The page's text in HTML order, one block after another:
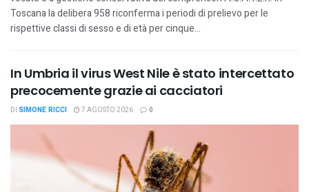
Toscana la delibera 958 riconferma i periodi di prelievo per le
rispettive classi di sesso e di età per cinque...
In Umbria il virus West Nile è stato intercettato
precocemente grazie ai cacciatori
DI SIMONE RICCI 7 AGOSTO 2026 0